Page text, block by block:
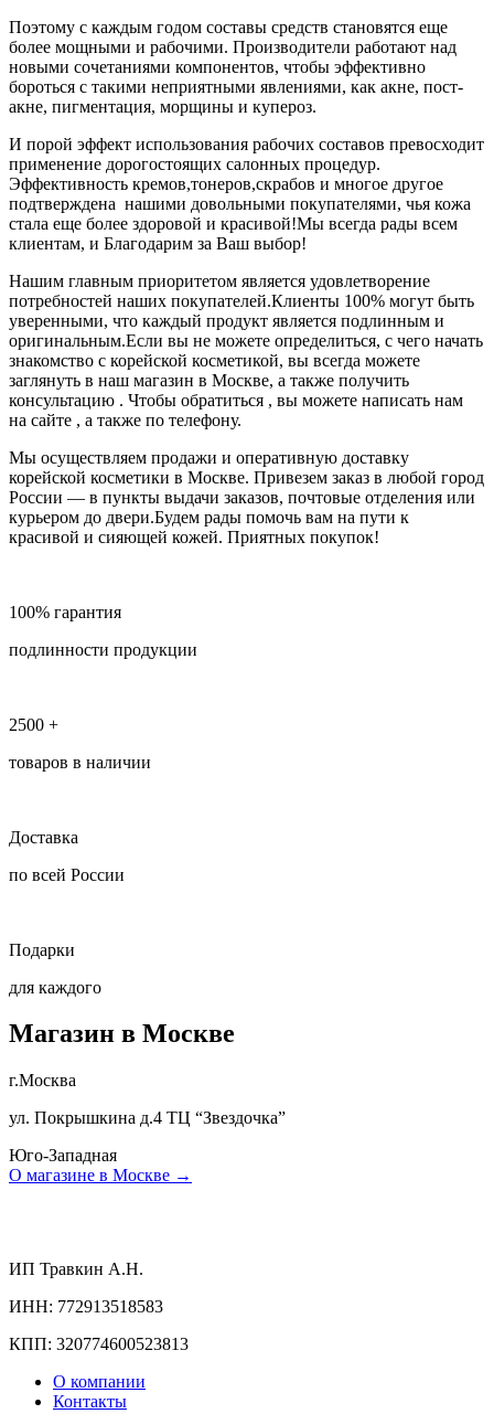
Поэтому с каждым годом составы средств становятся еще
более мощными и рабочими. Производители работают над
новыми сочетаниями компонентов, чтобы эффективно
бороться с такими неприятными явлениями, как акне, пост-
акне, пигментация, морщины и купероз.
И порой эффект использования рабочих составов превосходит
применение дорогостоящих салонных процедур.
Эффективность кремов,тонеров,скрабов и многое другое
подтверждена нашими довольными покупателями, чья кожа
стала еще более здоровой и красивой!Мы всегда рады всем
клиентам, и Благодарим за Ваш выбор!
Нашим главным приоритетом является удовлетворение
потребностей наших покупателей.Клиенты 100% могут быть
уверенными, что каждый продукт является подлинным и
оригинальным.Если вы не можете определиться, с чего начать
знакомство с корейской косметикой, вы всегда можете
заглянуть в наш магазин в Москве, а также получить
консультацию . Чтобы обратиться , вы можете написать нам
на сайте , а также по телефону.
Мы осуществляем продажи и оперативную доставку
корейской косметики в Москве. Привезем заказ в любой город
России — в пункты выдачи заказов, почтовые отделения или
курьером до двери.Будем рады помочь вам на пути к
красивой и сияющей кожей. Приятных покупок!
100% гарантия
подлинности продукции
2500 +
товаров в наличии
Доставка
по всей России
Подарки
для каждого
Магазин в Москве
г.Москва
ул. Покрышкина д.4 ТЦ “Звездочка”
Юго-Западная
О магазине в Москве →
ИП Травкин А.Н.
ИНН: 772913518583
КПП: 320774600523813
О компании
Контакты